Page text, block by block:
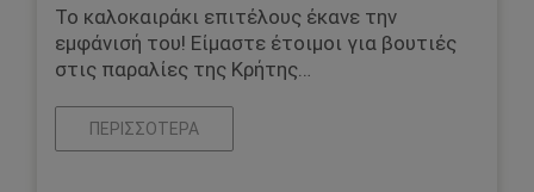
Το καλοκαιράκι επιτέλους έκανε την
εμφάνισή του! Είμαστε έτοιμοι για βουτιές
στις παραλίες της Κρήτης…
ΠΕΡΙΣΣΌΤΕΡΑ